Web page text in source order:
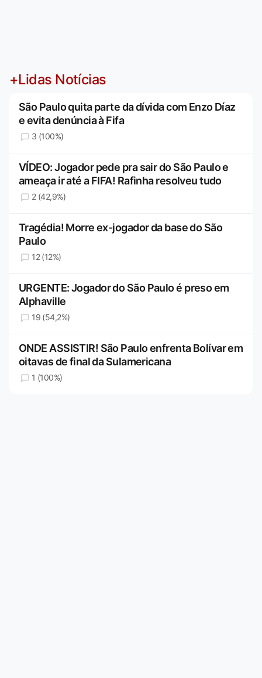
+Lidas Notícias
São Paulo quita parte da dívida com Enzo Díaz
e evita denúncia à Fifa
3 (100%)
VÍDEO: Jogador pede pra sair do São Paulo e
ameaça ir até a FIFA! Rafinha resolveu tudo
2 (42,9%)
Tragédia! Morre ex-jogador da base do São
Paulo
12 (12%)
URGENTE: Jogador do São Paulo é preso em
Alphaville
19 (54,2%)
ONDE ASSISTIR! São Paulo enfrenta Bolívar em
oitavas de final da Sulamericana
1 (100%)